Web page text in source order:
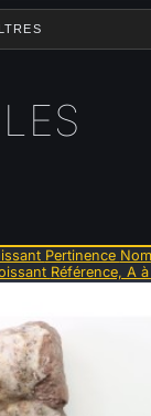
Pertinence
Référence, A